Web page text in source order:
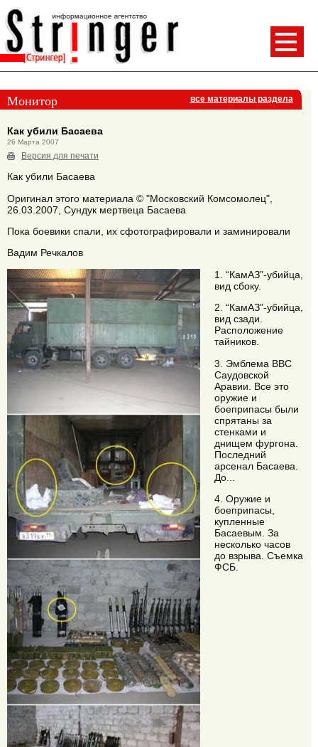
Монитор все материалы раздела
Как убили Басаева
26 Марта 2007
Версия для печати
Как убили Басаева
Оригинал этого материала © "Московский Комсомолец",
26.03.2007, Сундук мертвеца Басаева
Пока боевики спали, их сфотографировали и заминировали
Вадим Речкалов
1. “КамАЗ”-убийца,
вид сбоку.
2. “КамАЗ”-убийца,
вид сзади.
Расположение
тайников.
3. Эмблема ВВС
Саудовской
Аравии. Все это
оружие и
боеприпасы были
спрятаны за
стенками и
днищем фургона.
Последний
арсенал Басаева.
До...
4. Оружие и
боеприпасы,
купленные
Басаевым. За
несколько часов
до взрыва. Съемка
ФСБ.